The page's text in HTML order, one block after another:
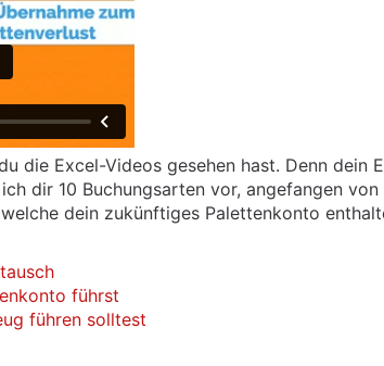
die Excel-Videos gesehen hast. Denn dein
dir 10 Buchungsarten vor, angefangen von
dein zukünftiges Palettenkonto
führst
führen solltest